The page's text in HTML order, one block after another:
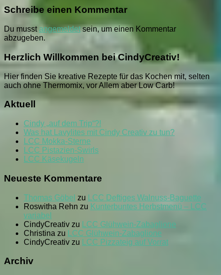
Schreibe einen Kommentar
Du musst angemeldetsein, um einen Kommentar
abzugeben.
Herzlich Willkommen bei CindyCreativ!
Hier finden Sie kreative Rezepte für das Kochen mit, selten
auch ohne Thermomix, vor Allem aber Low Carb!
Aktuell
Cindy „auf dem Trip“?!
Was hat Lavylites mit Cindy Creativ zu tun?
LCC Mokka-Sterne
LCC Pistazien-Swirls
LCC Käsekugeln
Neueste Kommentare
Thomas Göbel zu
LCC Deftiges Walnuss-Baguette
Roswitha Rehn zu Kunterbuntes Herbstmenü – LCC
variabel
CindyCreativ zu
LCC Glühwein-Zabaglione
Christina zu
LCC Glühwein-Zabaglione
CindyCreativ zu LCC Pizzateig auf Vorrat
Archiv